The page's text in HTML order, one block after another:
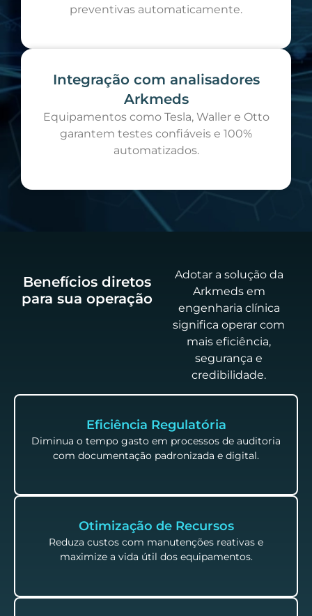
preventivas automaticamente.
Integração com analisadores
Arkmeds
Equipamentos como Tesla, Waller e Otto
garantem testes confiáveis e 100%
automatizados.
Benefícios diretos
para sua operação
Adotar a solução da
Arkmeds em
engenharia clínica
significa operar com
mais eficiência,
segurança e
credibilidade.
Eficiência Regulatória
Diminua o tempo gasto em processos de auditoria
com documentação padronizada e digital.
Otimização de Recursos
Reduza custos com manutenções reativas e
maximize a vida útil dos equipamentos.